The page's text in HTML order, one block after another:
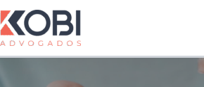
para
o
conteúdo